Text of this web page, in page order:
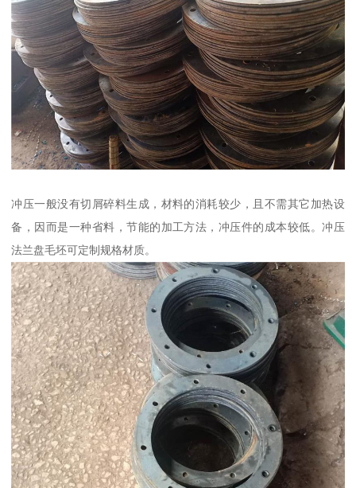
冲压一般没有切屑碎料生成，材料的消耗较少，且不需其它加热设
备，因而是一种省料，节能的加工方法，冲压件的成本较低。冲压
法兰盘毛坯可定制规格材质。